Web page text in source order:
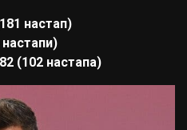
настап)
(102 настапа)